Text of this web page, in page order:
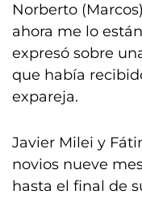
Norberto
ahora me lo
expresó sobre
que había
expareja.
Javier Milei y
novios nueve
hasta el final de